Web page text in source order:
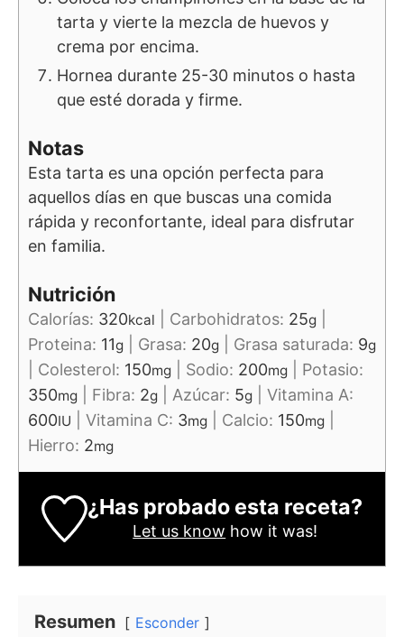
tarta y vierte la mezcla de huevos y
crema por encima.
Hornea durante 25-30 minutos o hasta
que esté dorada y firme.
Notas
Esta tarta es una opción perfecta para
aquellos días en que buscas una comida
rápida y reconfortante, ideal para disfrutar
en familia.
Nutrición
Calorías: 320kcal Carbohidratos: 25g
Proteina: 11g Grasa: 20g Grasa saturada: 9g
Colesterol: 150mg Sodio: 200mg
Potasio:
350mg Fibra: 2g Azúcar: 5g
Vitamina A:
600IU Vitamina C: 3mg Calcio: 150mg
Hierro: 2mg
¿Has probado esta receta?
Let us know how it was!
Resumen Esconder